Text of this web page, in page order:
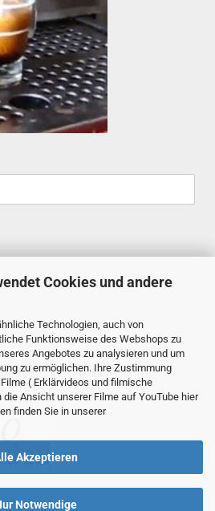
Cookies und andere
Technologien, auch von
Funktionsweise des Webshops zu
Angebotes zu analysieren und um
zu ermöglichen. Ihre Zustimmung
( Erklärvideos und filmische
Ansicht unserer Filme auf YouTube hier
finden Sie in unserer
Akzeptieren
Notwendige